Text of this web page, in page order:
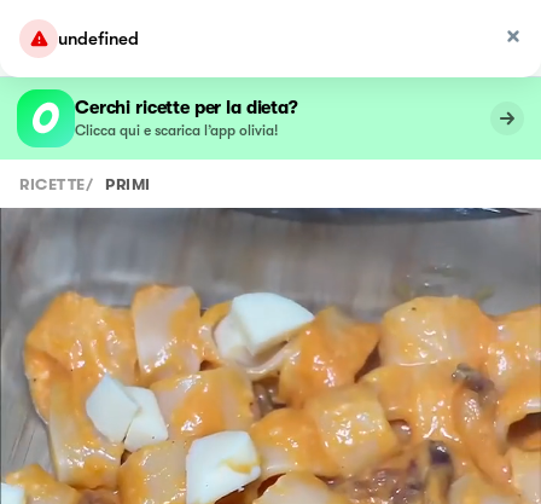
undefined
Cerchi ricette per la dieta?
Clicca qui e scarica l’app olivia!
RICETTE/ PRIMI